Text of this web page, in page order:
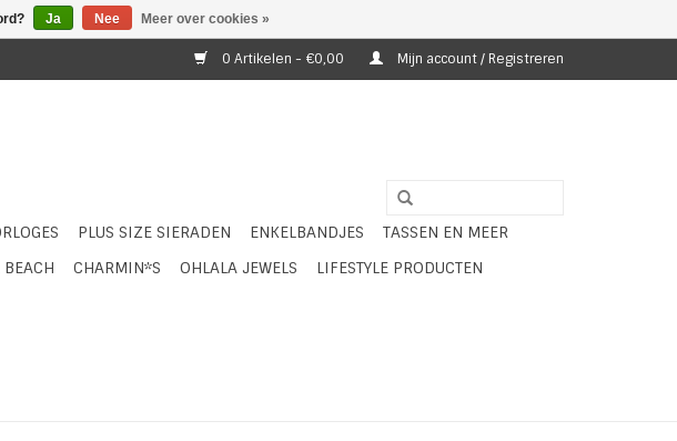
0 Artikelen - €0,00 Mijn account / Registreren
PLUS SIZE SIERADEN ENKELBANDJES
TASSEN EN MEER
CHARMIN*S OHLALA JEWELS
LIFESTYLE PRODUCTEN
Ja Nee Meer over cookies »